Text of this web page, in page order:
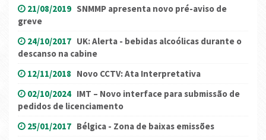
21/08/2019 SNMMP apresenta novo pré-aviso de
greve
24/10/2017 UK: Alerta - bebidas alcoólicas durante o
descanso na cabine
12/11/2018 Novo CCTV: Ata Interpretativa
02/10/2024 IMT – Novo interface para submissão de
pedidos de licenciamento
25/01/2017 Bélgica - Zona de baixas emissões